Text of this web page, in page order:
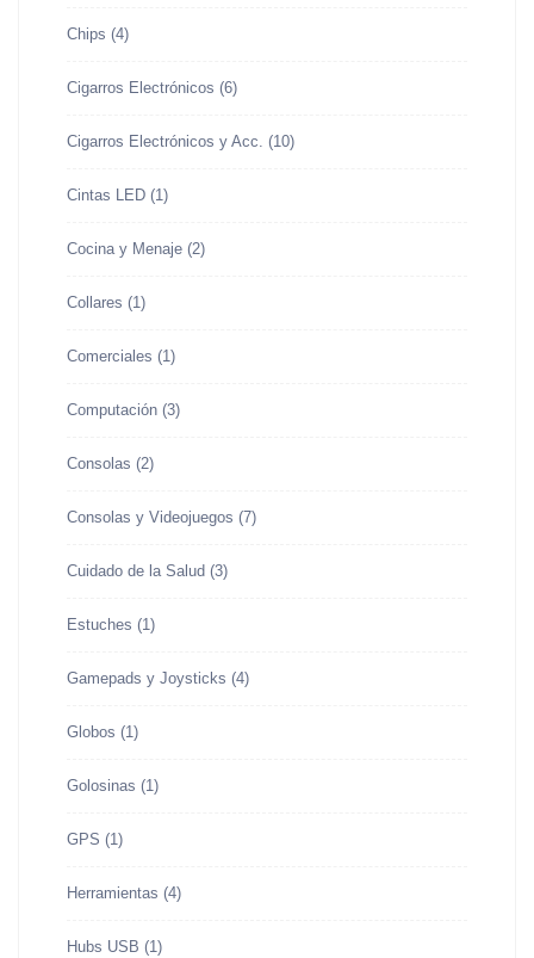
Chips (4)
Cigarros Electrónicos (6)
Cigarros Electrónicos y Acc. (10)
Cintas LED (1)
Cocina y Menaje (2)
Collares (1)
Comerciales (1)
Computación (3)
Consolas (2)
Consolas y Videojuegos (7)
Cuidado de la Salud (3)
Estuches (1)
Gamepads y Joysticks (4)
Globos (1)
Golosinas (1)
GPS (1)
Herramientas (4)
Hubs USB (1)